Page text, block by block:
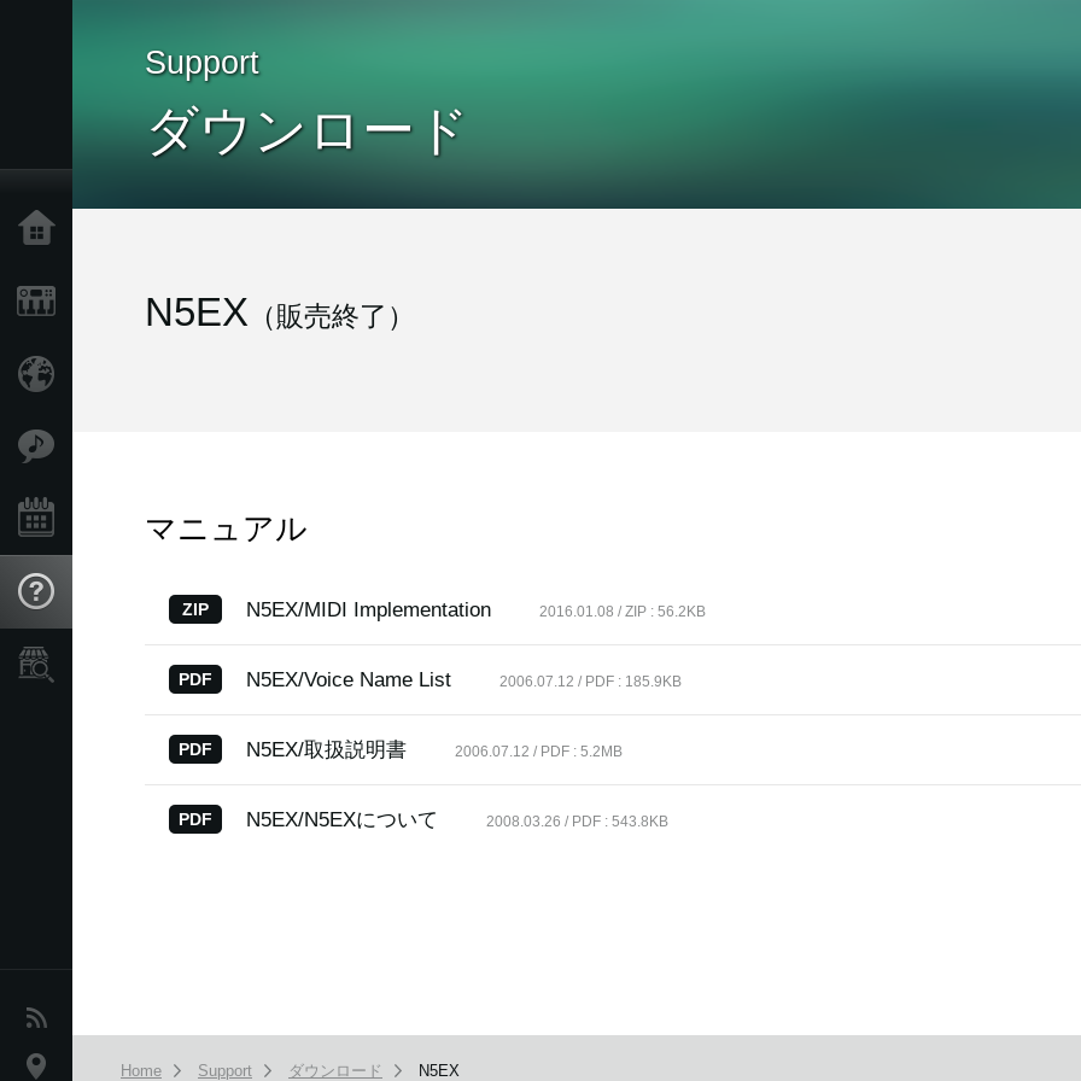
Products
Store Locator
Location
Support
ダウンロード
N5EX （販売終了）
マニュアル
ZIP N5EX/MIDI Implementation 2016.01.08 / ZIP : 56.2KB
PDF N5EX/Voice Name List 2006.07.12 / PDF : 185.9KB
PDF N5EX/取扱説明書 2006.07.12 / PDF : 5.2MB
PDF N5EX/N5EXについて 2008.03.26 / PDF : 543.8KB
Home Support ダウンロード N5EX